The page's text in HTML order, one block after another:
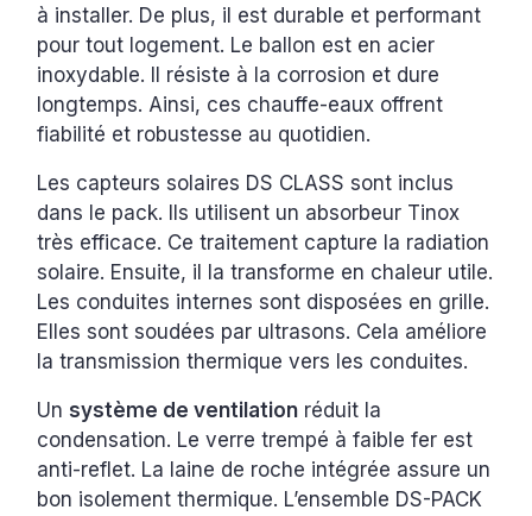
à installer. De plus, il est durable et performant
pour tout logement. Le ballon est en acier
inoxydable. Il résiste à la corrosion et dure
longtemps. Ainsi, ces chauffe-eaux offrent
fiabilité et robustesse au quotidien.
Les capteurs solaires DS CLASS sont inclus
dans le pack. Ils utilisent un absorbeur Tinox
très efficace. Ce traitement capture la radiation
solaire. Ensuite, il la transforme en chaleur utile.
Les conduites internes sont disposées en grille.
Elles sont soudées par ultrasons. Cela améliore
la transmission thermique vers les conduites.
Unsystème de ventilation réduit la
condensation. Le verre trempé à faible fer est
anti-reflet. La laine de roche intégrée assure un
bon isolement thermique. L’ensemble DS-PACK